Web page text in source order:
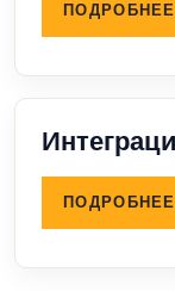
ПОДРОБНЕЕ
ПОДРОБНЕЕ